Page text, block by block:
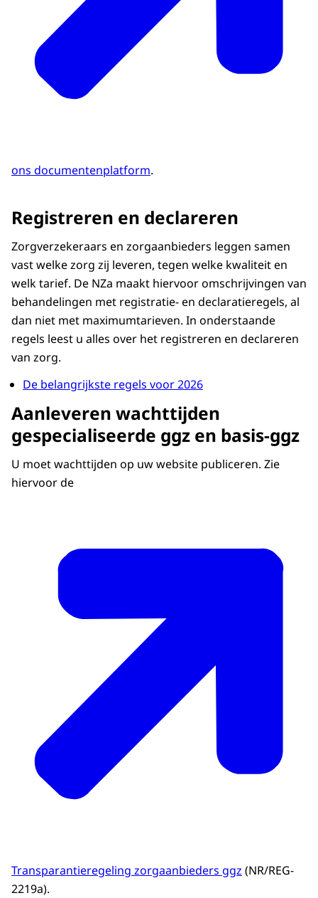
ons documentenplatform.
Registreren en declareren
Zorgverzekeraars en zorgaanbieders leggen samen
vast welke zorg zij leveren, tegen welke kwaliteit en
welk tarief. De NZa maakt hiervoor omschrijvingen van
behandelingen met registratie- en declaratieregels, al
dan niet met maximumtarieven. In onderstaande
regels leest u alles over het registreren en declareren
van zorg.
De belangrijkste regels voor 2026
Aanleveren wachttijden
gespecialiseerde ggz en basis-ggz
U moet wachttijden op uw website publiceren. Zie
hiervoor de
Transparantieregeling zorgaanbieders ggz (NR/REG-
2219a).